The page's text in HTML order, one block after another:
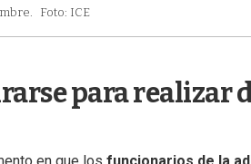
Foto: ICE
para realizar